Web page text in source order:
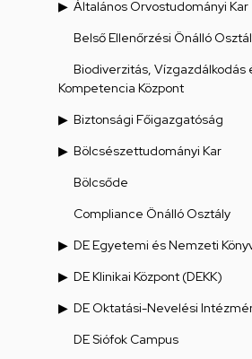
Általános Orvostudományi Kar
Belső Ellenőrzési Önálló
Biodiverzitás, Vízgazdálkodás
Kompetencia Központ
Biztonsági Főigazgatóság
Bölcsészettudományi Kar
Bölcsőde
Compliance Önálló Osztály
DE Egyetemi és Nemzeti
DE Klinikai Központ (DEKK)
DE Oktatási-Nevelési
DE Siófok Campus